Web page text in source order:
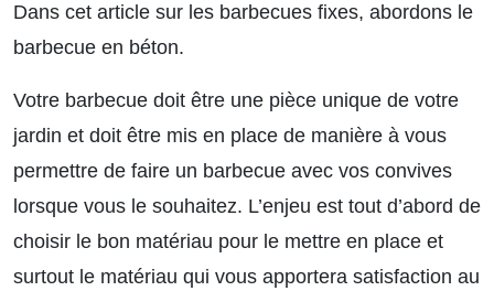
Dans cet article sur les barbecues fixes, abordons le
barbecue en béton.
Votre barbecue doit être une pièce unique de votre
jardin et doit être mis en place de manière à vous
permettre de faire un barbecue avec vos convives
lorsque vous le souhaitez. L’enjeu est tout d’abord de
choisir le bon matériau pour le mettre en place et
surtout le matériau qui vous apportera satisfaction au